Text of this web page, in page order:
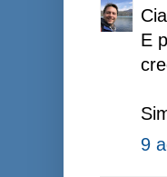
E
9